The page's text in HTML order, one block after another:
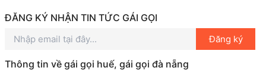
ĐĂNG KÝ NHẬN TIN TỨC GÁI GỌI
Đăng ký
Thông tin về gái gọi huế, gái gọi đà nẵng